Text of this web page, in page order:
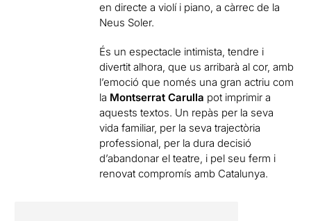
en directe a violí i piano, a càrrec de la
Neus Soler.
És un espectacle intimista, tendre i
divertit alhora, que us arribarà al cor, amb
l’emoció que només una gran actriu com
la Montserrat Carulla pot imprimir a
aquests textos. Un repàs per la seva
vida familiar, per la seva trajectòria
professional, per la dura decisió
d’abandonar el teatre, i pel seu ferm i
renovat compromís amb Catalunya.